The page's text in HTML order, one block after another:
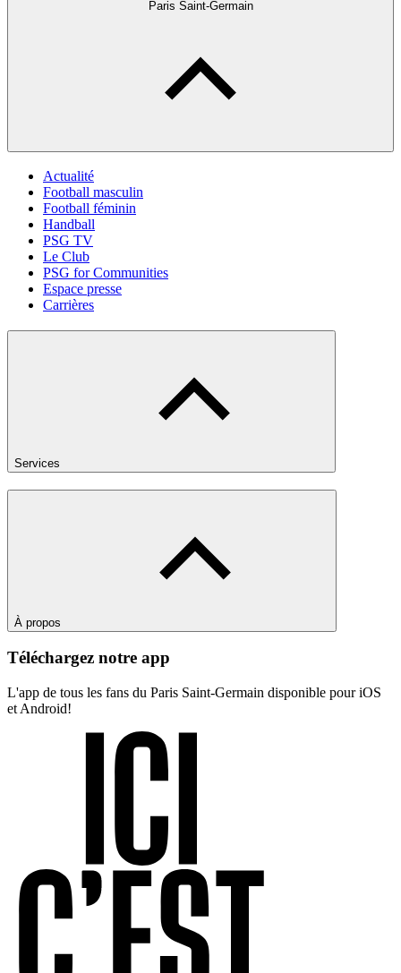
Paris Saint-Germain
Actualité
Football masculin
Football féminin
Handball
PSG TV
Le Club
PSG for Communities
Espace presse
Carrières
Services
À propos
Téléchargez notre app
L'app de tous les fans du Paris Saint-Germain disponible pour iOS
et Android!